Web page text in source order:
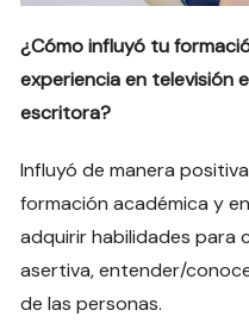
¿Cómo influyó tu
experiencia en televisión
escritora?
Influyó de manera
formación académica y
adquirir habilidades para
asertiva, entender/
de las personas.